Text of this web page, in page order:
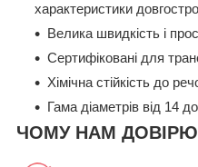
характеристики
Велика швидкість і
Сертифіковані для
Хімічна стійкість до
Гама діаметрів від 14 до
ЧОМУ НАМ